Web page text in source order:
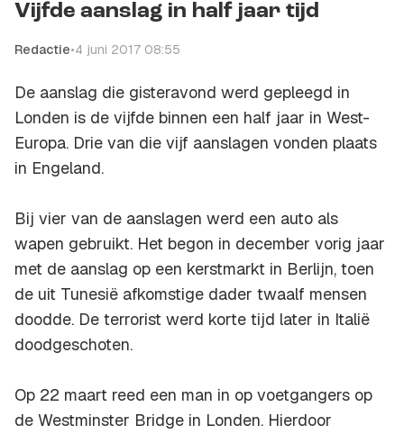
Kopieer link
Vijfde aanslag in half jaar tijd
Redactie•4 juni 2017 08:55
De aanslag die gisteravond werd gepleegd in
Londen is de vijfde binnen een half jaar in West-
Europa. Drie van die vijf aanslagen vonden plaats
in Engeland.
Bij vier van de aanslagen werd een auto als
wapen gebruikt. Het begon in december vorig jaar
met de aanslag op een kerstmarkt in Berlijn, toen
de uit Tunesië afkomstige dader twaalf mensen
doodde. De terrorist werd korte tijd later in Italië
doodgeschoten.
Op 22 maart reed een man in op voetgangers op
de Westminster Bridge in Londen. Hierdoor